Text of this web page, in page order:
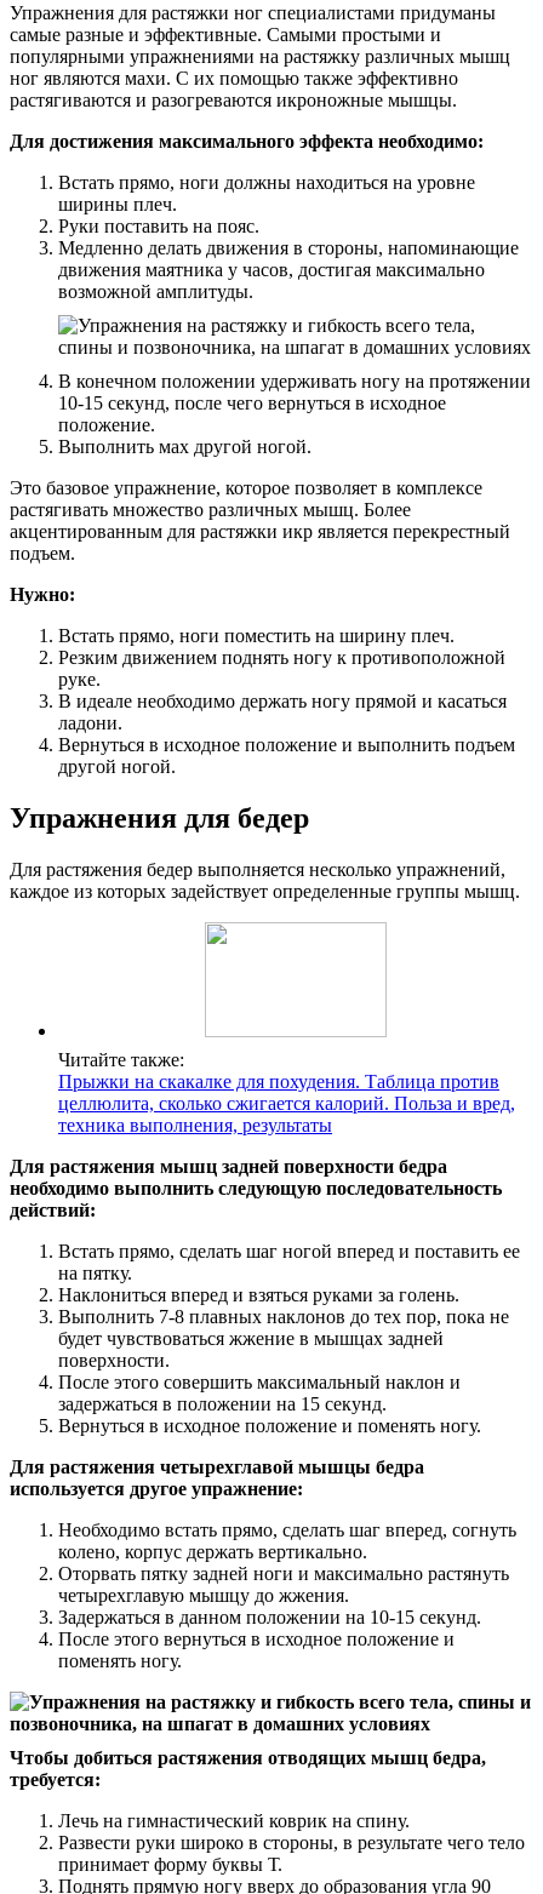
Упражнения для растяжки ног специалистами придуманы
самые разные и эффективные. Самыми простыми и
популярными упражнениями на растяжку различных мышц
ног являются махи. С их помощью также эффективно
растягиваются и разогреваются икроножные мышцы.
Для достижения максимального эффекта необходимо:
Встать прямо, ноги должны находиться на уровне
ширины плеч.
Руки поставить на пояс.
Медленно делать движения в стороны, напоминающие
движения маятника у часов, достигая максимально
возможной амплитуды.
В конечном положении удерживать ногу на протяжении
10-15 секунд, после чего вернуться в исходное
положение.
Выполнить мах другой ногой.
Это базовое упражнение, которое позволяет в комплексе
растягивать множество различных мышц. Более
акцентированным для растяжки икр является перекрестный
подъем.
Нужно:
Встать прямо, ноги поместить на ширину плеч.
Резким движением поднять ногу к противоположной
руке.
В идеале необходимо держать ногу прямой и касаться
ладони.
Вернуться в исходное положение и выполнить подъем
другой ногой.
Упражнения для бедер
Для растяжения бедер выполняется несколько упражнений,
каждое из которых задействует определенные группы мышц.
Читайте также:
Прыжки на скакалке для похудения. Таблица против
целлюлита, сколько сжигается калорий. Польза и вред,
техника выполнения, результаты
Для растяжения мышц задней поверхности бедра
необходимо выполнить следующую последовательность
действий:
Встать прямо, сделать шаг ногой вперед и поставить ее
на пятку.
Наклониться вперед и взяться руками за голень.
Выполнить 7-8 плавных наклонов до тех пор, пока не
будет чувствоваться жжение в мышцах задней
поверхности.
После этого совершить максимальный наклон и
задержаться в положении на 15 секунд.
Вернуться в исходное положение и поменять ногу.
Для растяжения четырехглавой мышцы бедра
используется другое упражнение:
Необходимо встать прямо, сделать шаг вперед, согнуть
колено, корпус держать вертикально.
Оторвать пятку задней ноги и максимально растянуть
четырехглавую мышцу до жжения.
Задержаться в данном положении на 10-15 секунд.
После этого вернуться в исходное положение и
поменять ногу.
Чтобы добиться растяжения отводящих мышц бедра,
требуется:
Лечь на гимнастический коврик на спину.
Развести руки широко в стороны, в результате чего тело
принимает форму буквы Т.
Поднять прямую ногу вверх до образования угла 90